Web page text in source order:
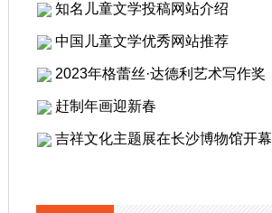
知名儿童文学投稿网站介绍
中国儿童文学优秀网站推荐
2023年格蕾丝·达德利艺术写作奖
赶制年画迎新春
吉祥文化主题展在长沙博物馆开幕